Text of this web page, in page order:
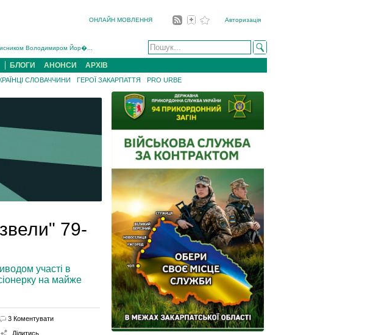
ОНЛАЙН МОВЛЕННЯ Авторизація
Володимиром Йор�...
Югасом, який два роки �...
Гербея (ФОТО)[/gree...
(ФОТО)...
13 людей (ФОТО)...
БЛОГИ АНОНСИ АРХІВ
СЛОВАЧЧИНИ ГЕРОЇ ЗАКАРПАТТЯ PRO URBE
79-
участі в
на майже
3 Коментувати
Ділитись